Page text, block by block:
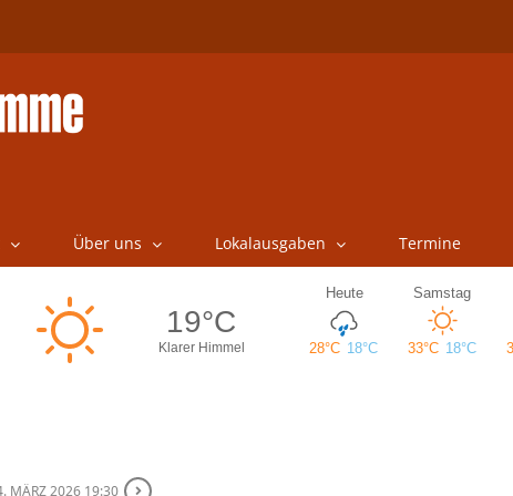
Über uns Lokalausgaben Termine
MÄRZ 2026 19:30